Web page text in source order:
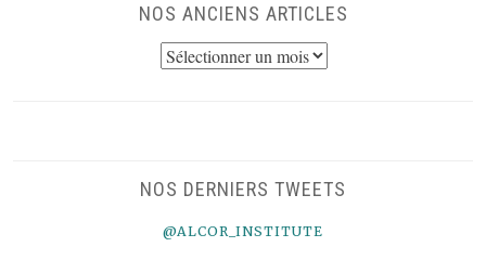
NOS ANCIENS ARTICLES
NOS
NOS DERNIERS TWEETS
@ALCOR_INSTITUTE